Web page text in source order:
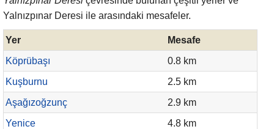
Yalnızpınar Deresi ile arasındaki mesafeler.
Yer
Mesafe
Köprübaşı
0.8 km
Kuşburnu
2.5 km
Aşağızoğzunç
2.9 km
Yenice
4.8 km